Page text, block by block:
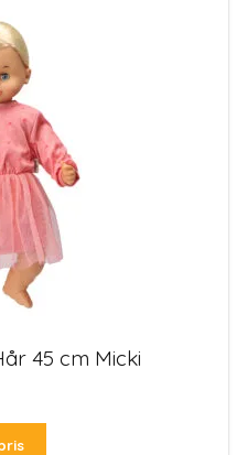
45 cm Micki